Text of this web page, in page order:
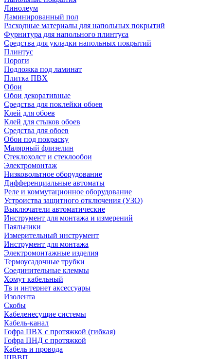
Линолеум
Ламинированный пол
Расходные материалы для напольных покрытий
Фурнитура для напольного плинтуса
Средства для укладки напольных покрытий
Плинтус
Пороги
Подложка под ламинат
Плитка ПВХ
Обои
Обои декоративные
Средства для поклейки обоев
Клей для обоев
Клей для стыков обоев
Средства для обоев
Обои под покраску
Малярный флизелин
Стеклохолст и стеклообои
Электромонтаж
Низковольтное оборудование
Дифференциальные автоматы
Реле и коммутационное оборудование
Устроиства защитного отключения (УЗО)
Выключатели автоматические
Инструмент для монтажа и измерений
Паяльники
Измерительный инструмент
Инструмент для монтажа
Электромонтажные изделия
Термоусадочные трубки
Соединительные клеммы
Хомут кабельный
Тв и интернет аксессуары
Изолента
Скобы
Кабеленесущие системы
Кабель-канал
Гофра ПВХ с протяжкой (гибкая)
Гофра ПНД с протяжкой
Кабель и провода